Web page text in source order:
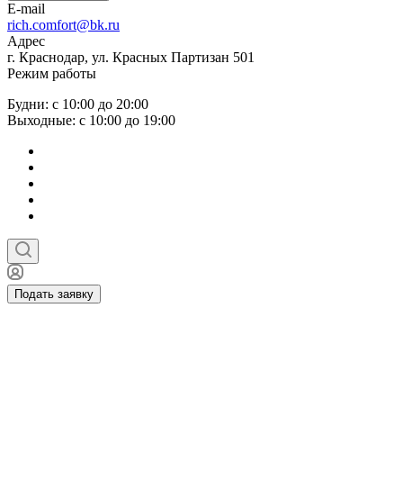
E-mail
rich.comfort@bk.ru
Адрес
г. Краснодар, ул. Красных Партизан 501
Режим работы
Будни: с 10:00 до 20:00
Выходные: с 10:00 до 19:00
Подать заявку